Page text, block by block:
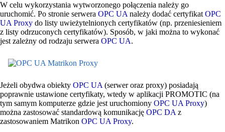
W celu wykorzystania wytworzonego połączenia należy go
uruchomić. Po stronie serwera OPC UA należy dodać certyfikat OPC
UA Proxy do listy uwieżytelnionych certyfikatów (np. przeniesieniem
z listy odrzuconych certyfikatów). Sposób, w jaki można to wykonać
jest zależny od rodzaju serwera OPC UA.
Jeżeli obydwa obiekty OPC UA (serwer oraz proxy) posiadają
poprawnie ustawione certyfikaty, wtedy w aplikacji PROMOTIC (na
tym samym komputerze gdzie jest uruchomiony OPC UA Proxy)
można zastosować standardową komunikację OPC DA z
zastosowaniem Matrikon OPC UA Proxy.